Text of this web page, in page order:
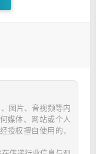
图片、音视频等内
媒体、网站或个人
授权擅自使用的，